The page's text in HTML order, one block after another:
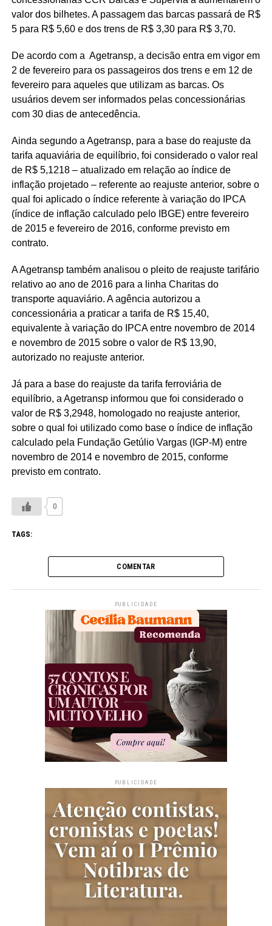
valor dos bilhetes. A passagem das barcas passará de R$
5 para R$ 5,60 e dos trens de R$ 3,30 para R$ 3,70.
De acordo com a Agetransp, a decisão entra em vigor em
2 de fevereiro para os passageiros dos trens e em 12 de
fevereiro para aqueles que utilizam as barcas. Os
usuários devem ser informados pelas concessionárias
com 30 dias de antecedência.
Ainda segundo a Agetransp, para a base do reajuste da
tarifa aquaviária de equilíbrio, foi considerado o valor real
de R$ 5,1218 – atualizado em relação ao índice de
inflação projetado – referente ao reajuste anterior, sobre o
qual foi aplicado o índice referente à variação do IPCA
(índice de inflação calculado pelo IBGE) entre fevereiro
de 2015 e fevereiro de 2016, conforme previsto em
contrato.
A Agetransp também analisou o pleito de reajuste tarifário
relativo ao ano de 2016 para a linha Charitas do
transporte aquaviário. A agência autorizou a
concessionária a praticar a tarifa de R$ 15,40,
equivalente à variação do IPCA entre novembro de 2014
e novembro de 2015 sobre o valor de R$ 13,90,
autorizado no reajuste anterior.
Já para a base do reajuste da tarifa ferroviária de
equilíbrio, a Agetransp informou que foi considerado o
valor de R$ 3,2948, homologado no reajuste anterior,
sobre o qual foi utilizado como base o índice de inflação
calculado pela Fundação Getúlio Vargas (IGP-M) entre
novembro de 2014 e novembro de 2015, conforme
previsto em contrato.
0
TAGS:
COMENTAR
PUBLICIDADE
PUBLICIDADE